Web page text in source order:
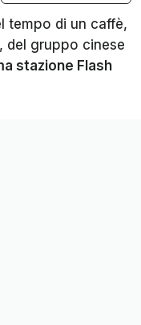
tempo di un caffè,
, del gruppo cinese
stazione Flash